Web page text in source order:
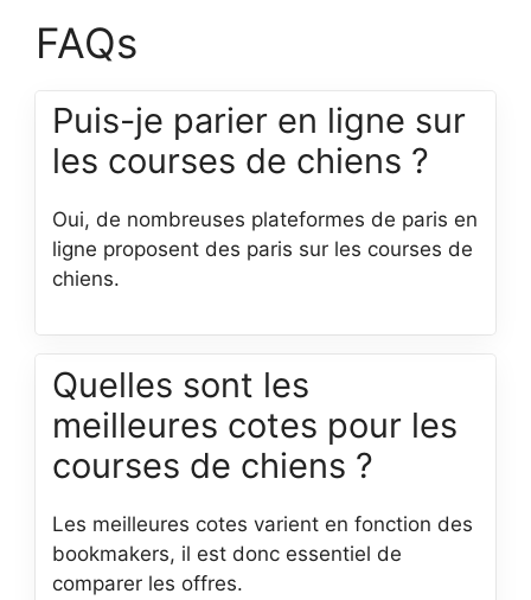
FAQs
Puis-je parier en ligne sur
les courses de chiens ?
Oui, de nombreuses plateformes de paris en
ligne proposent des paris sur les courses de
chiens.
Quelles sont les
meilleures cotes pour les
courses de chiens ?
Les meilleures cotes varient en fonction des
bookmakers, il est donc essentiel de
comparer les offres.